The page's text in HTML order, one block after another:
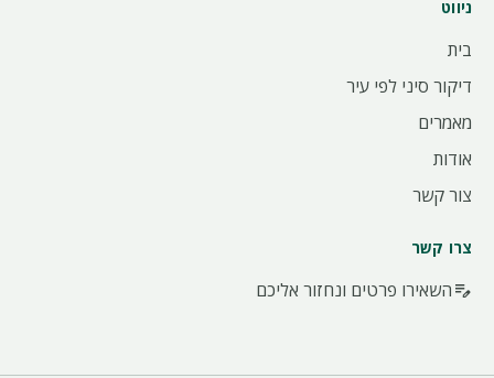
ניווט
בית
דיקור סיני לפי עיר
מאמרים
אודות
צור קשר
צרו קשר
edit_noteהשאירו פרטים ונחזור אליכם